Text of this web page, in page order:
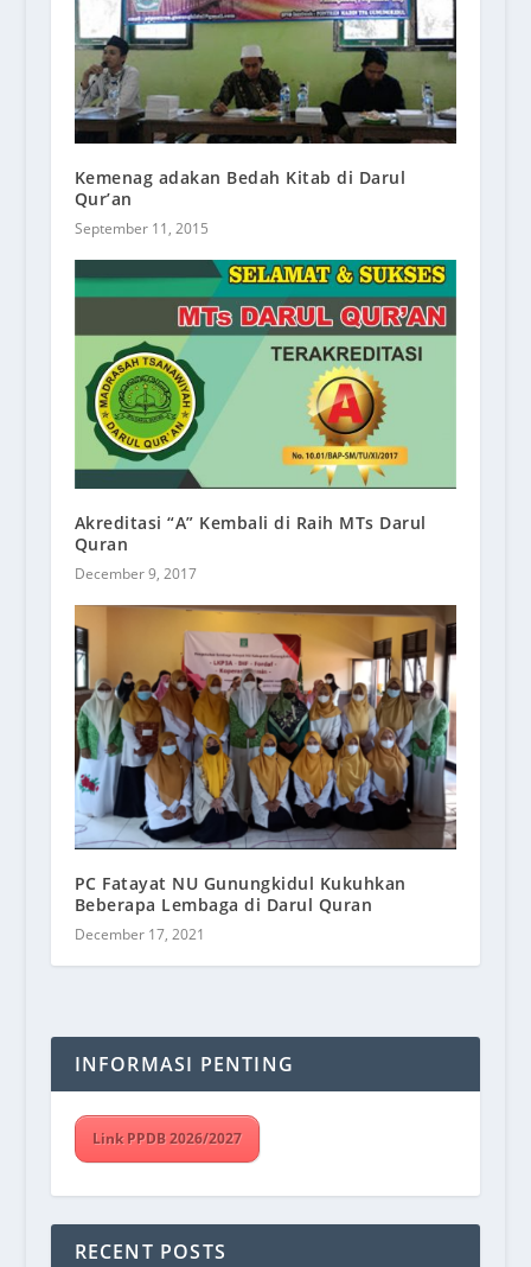
Kemenag adakan Bedah Kitab di Darul
Qur’an
September 11, 2015
Akreditasi “A” Kembali di Raih MTs Darul
Quran
December 9, 2017
PC Fatayat NU Gunungkidul Kukuhkan
Beberapa Lembaga di Darul Quran
December 17, 2021
INFORMASI PENTING
Link PPDB 2026/2027
RECENT POSTS